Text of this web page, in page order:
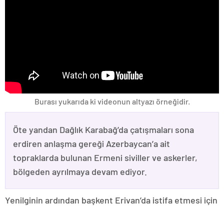
Burası yukarıda ki videonun altyazı örneğidir.
Öte yandan Dağlık Karabağ’da çatışmaları sona
erdiren anlaşma gereği Azerbaycan’a ait
topraklarda bulunan Ermeni siviller ve askerler,
bölgeden ayrılmaya devam ediyor.
Yenilginin ardından başkent Erivan’da istifa etmesi için